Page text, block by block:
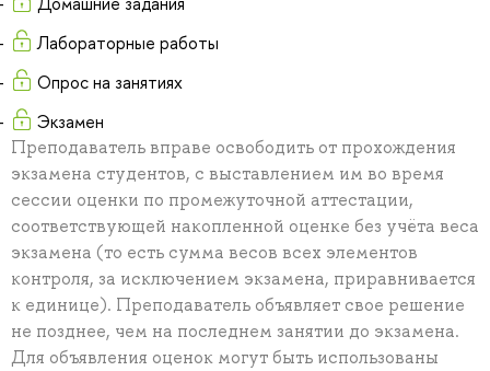
Лабораторные работы
Опрос на занятиях
Экзамен
Преподаватель вправе освободить от прохождения
экзамена студентов, с выставлением им во время
сессии оценки по промежуточной аттестации,
соответствующей накопленной оценке без учёта веса
экзамена (то есть сумма весов всех элементов
контроля, за исключением экзамена, приравнивается
к единице). Преподаватель объявляет свое решение
не позднее, чем на последнем занятии до экзамена.
Для объявления оценок могут быть использованы